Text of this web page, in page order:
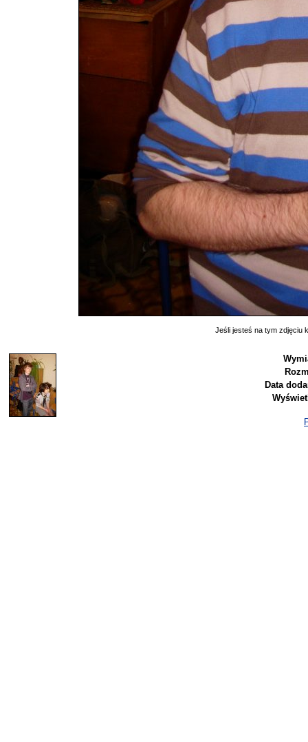
Jeśli jesteś na tym zdjęciu
Data